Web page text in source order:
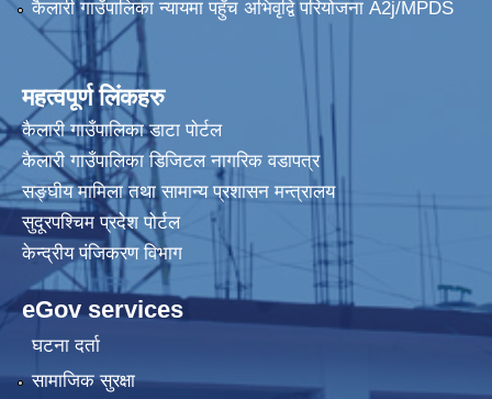
कैलारी गाउँपालिका न्यायमा पहुँच अभिवृद्वि परियोजना A2j/MPDS
महत्वपूर्ण लिंकहरु
कैलारी गाउँपालिका डाटा पाेर्टल
कैलारी गाउँपालिका डिजिटल नागरिक वडापत्र
सङ्घीय मामिला तथा सामान्य प्रशासन मन्त्रालय
सुदूरपश्चिम प्रदेश पोर्टल
केन्द्रीय प‌ंजिकरण विभाग
eGov services
घटना दर्ता
सामाजिक सुरक्षा